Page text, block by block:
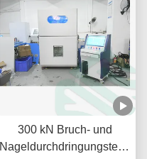
300 kN Bruch- und
Nageldurchdringungstester